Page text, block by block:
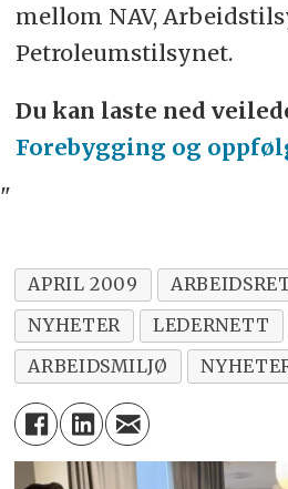
mellom NAV,
Petroleumstilsynet.
Du kan laste ned
Forebygging og
"
APRIL 2009
NYHETER
LEDERNETT
ARBEIDSMILJØ